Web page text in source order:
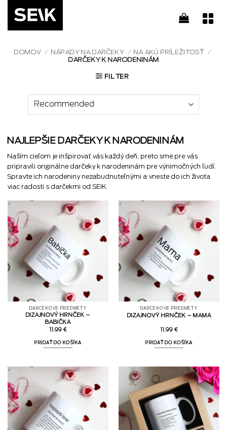
DOMOV / NÁPADY NA DARČEKY / NA AKÚ PRÍLEŽITOSŤ
/
DARČEKY K NARODENINÁM
FILTER
NAJLEPŠIE DARČEKY K NARODENINÁM
Naším cieľom je inšpirovať vás každý deň, preto sme pre vás
pripravili originálne darčeky k narodeninám pre výnimočných ľudí.
Spravte ich narodeniny nezabudnuteľnými a vneste do ich života
viac radosti s darčekmi od SEIK.
DARČEKOVÉ PREDMETY
DIZAJNOVÝ HRNČEK –
BABIČKA
11.99 €
PRIDAŤ DO KOŠÍKA
DARČEKOVÉ PREDMETY
DIZAJNOVÝ HRNČEK – MAMA
11.99 €
PRIDAŤ DO KOŠÍKA